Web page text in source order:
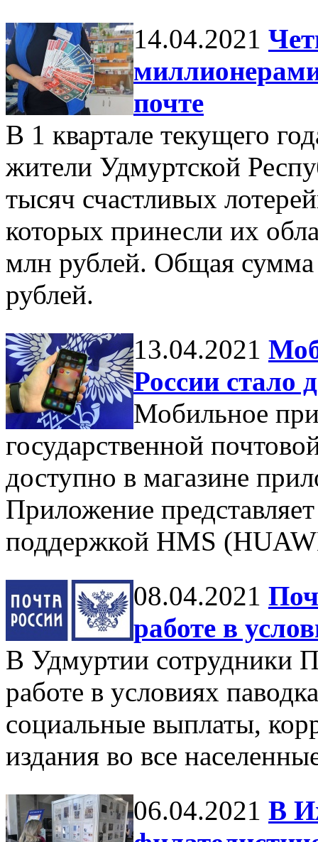
14.04.2021
почте
В 1 квартале текущего
жители Удмуртской
тысяч счастливых
которых принесли их
млн рублей. Общая
рублей.
13.04.2021
России стало
Мобильное
государственной
доступно в магазине
Приложение
поддержкой HMS
08.04.2021
работе в
В Удмуртии сотрудники
работе в условиях
социальные выплаты,
издания во все
06.04.2021 В